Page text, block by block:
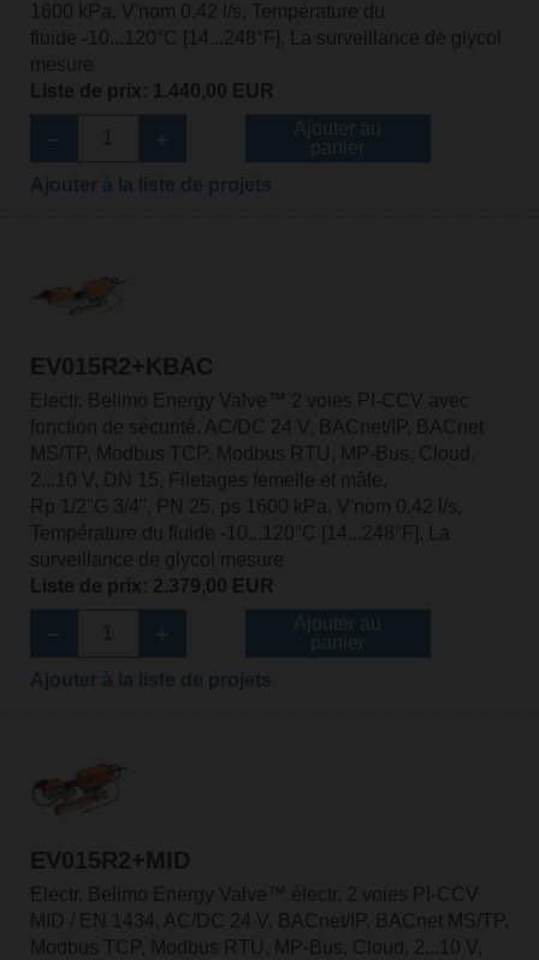
1600 kPa, V'nom 0.42 l/s, Température du
fluide -10...120°C [14...248°F], La surveillance de glycol
mesure
Liste de prix: 1.440,00 EUR
EV015R2+KBAC
Electr. Belimo Energy Valve™ 2 voies PI-CCV avec
fonction de sécurité, AC/DC 24 V, BACnet/IP, BACnet
MS/TP, Modbus TCP, Modbus RTU, MP-Bus, Cloud,
2...10 V, DN 15, Filetages femelle et mâle,
Rp 1/2"G 3/4", PN 25, ps 1600 kPa, V'nom 0.42 l/s,
Température du fluide -10...120°C [14...248°F], La
surveillance de glycol mesure
Liste de prix: 2.379,00 EUR
EV015R2+MID
Electr. Belimo Energy Valve™ électr. 2 voies PI-CCV
MID / EN 1434, AC/DC 24 V, BACnet/IP, BACnet MS/TP,
Modbus TCP, Modbus RTU, MP-Bus, Cloud, 2...10 V,